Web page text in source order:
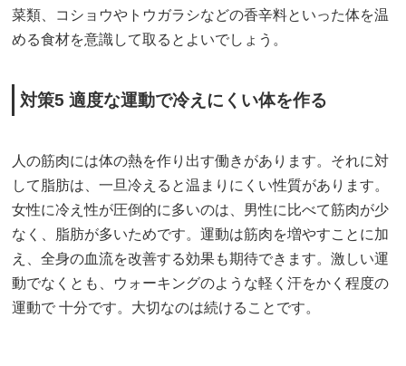
菜類、コショウやトウガラシなどの香辛料といった体を温
める食材を意識して取るとよいでしょう。
対策5 適度な運動で冷えにくい体を作る
人の筋肉には体の熱を作り出す働きがあります。それに対
して脂肪は、一旦冷えると温まりにくい性質があります。
女性に冷え性が圧倒的に多いのは、男性に比べて筋肉が少
なく、脂肪が多いためです。運動は筋肉を増やすことに加
え、全身の血流を改善する効果も期待できます。激しい運
動でなくとも、ウォーキングのような軽く汗をかく程度の
運動で 十分です。大切なのは続けることです。